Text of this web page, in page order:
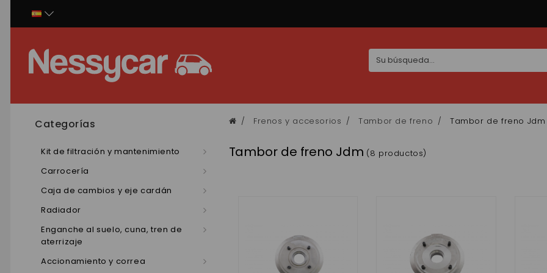
Categorías
Kit de filtración y mantenimiento
Carrocería
Caja de cambios y eje cardán
Radiador
Enganche al suelo, cuna, tren de
aterrizaje
Accionamiento y correa
Frenos y accesorios Tambor de freno Tambor de freno Jdm
Tambor de freno Jdm (8 productos)